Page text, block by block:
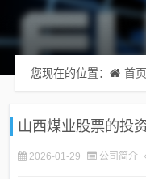
您现在的位置： 首页
山西煤业股票的投
2026-01-29 公司简介